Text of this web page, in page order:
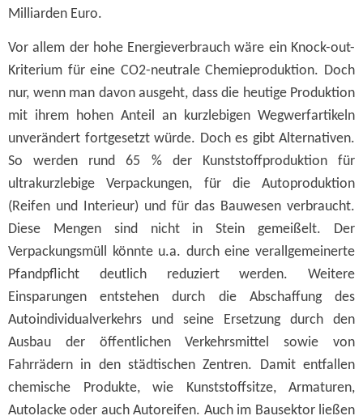
Milliarden Euro.
Vor allem der hohe Energieverbrauch wäre ein Knock-out-
Kriterium für eine CO2-neutrale Chemieproduktion. Doch
nur, wenn man davon ausgeht, dass die heutige Produktion
mit ihrem hohen Anteil an kurzlebigen Wegwerfartikeln
unverändert fortgesetzt würde. Doch es gibt Alternativen.
So werden rund 65 % der Kunststoffproduktion für
ultrakurzlebige Verpackungen, für die Autoproduktion
(Reifen und Interieur) und für das Bauwesen verbraucht.
Diese Mengen sind nicht in Stein gemeißelt. Der
Verpackungsmüll könnte u.a. durch eine verallgemeinerte
Pfandpflicht deutlich reduziert werden. Weitere
Einsparungen entstehen durch die Abschaffung des
Autoindividualverkehrs und seine Ersetzung durch den
Ausbau der öffentlichen Verkehrsmittel sowie von
Fahrrädern in den städtischen Zentren. Damit entfallen
chemische Produkte, wie Kunststoffsitze, Armaturen,
Autolacke oder auch Autoreifen. Auch im Bausektor ließen